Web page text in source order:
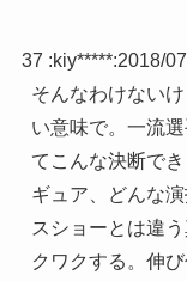
37 :kiy*****:2018/
そんなわけない
い意味で。一流
てこんな決断で
ギュア、どんな
スショーとは違
クワクする。伸